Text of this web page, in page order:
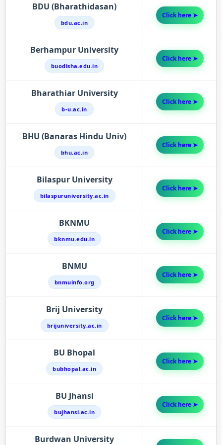
BDU (Bharathidasan)
bdu.ac.in
Click here ➤
Berhampur University
buodisha.edu.in
Click here ➤
Bharathiar University
b-u.ac.in
Click here ➤
BHU (Banaras Hindu Univ)
bhu.ac.in
Click here ➤
Bilaspur University
bilaspuruniversity.ac.in
Click here ➤
BKNMU
bknmu.edu.in
Click here ➤
BNMU
bnmuinfo.org
Click here ➤
Brij University
brijuniversity.ac.in
Click here ➤
BU Bhopal
bubhopal.ac.in
Click here ➤
BU Jhansi
bujhansi.ac.in
Click here ➤
Burdwan University